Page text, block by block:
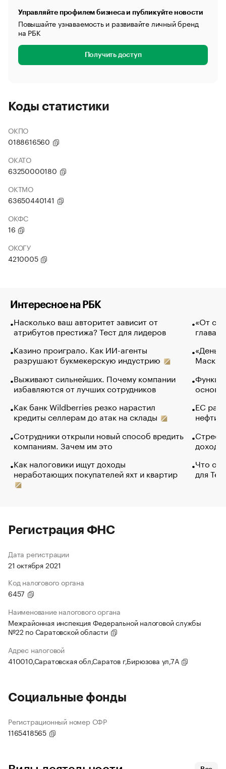
Управляйте профилем бизнеса и публикуйте новости
Повышайте узнаваемость и развивайте личный бренд
на РБК
Получить доступ
Коды статистики
ОКПО
0188616560
ОКАТО
63250000180
ОКТМО
63650440141
ОКФС
16
ОКОГУ
4210005
Интересное на РБК
Насколько ваш авторитет зависит от
атрибутов престижа? Тест для лидеров
Казино проиграло. Как ИИ-агенты
разрушают букмекерскую индустрию
Выживают сильнейших. Почему компании
избавляются от лучших сотрудников
Как банк Wildberries резко нарастил
кредиты селлерам до атак на склады
Сотрудники открыли новый способ вредить
компаниям. Зачем им это
Как налоговики ищут доходы
неработающих покупателей яхт и квартир
«От
глава
Маск в
основ
ЕС
нефти
Что
для
Регистрация ФНС
Дата регистрации
21 октября 2021
Код налогового органа
6457
Наименование налогового органа
Межрайонная инспекция Федеральной налоговой службы
№22 по Саратовской области
Адрес налоговой
410010,Саратовская обл,Саратов г,Бирюзова ул,7А
Социальные фонды
Регистрационный номер СФР
1165418565